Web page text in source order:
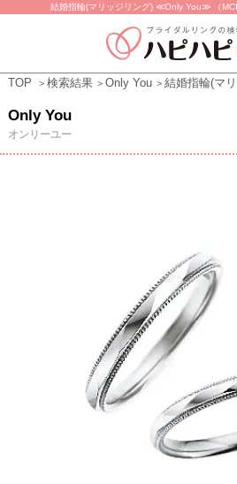
結婚指輪(マリッジリング) ≪Only You≫ （
TOP 検索結果 Only You 結婚指輪(マ
Only You
オンリーユー